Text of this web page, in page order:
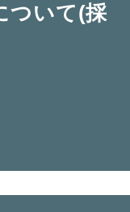
ついて(採